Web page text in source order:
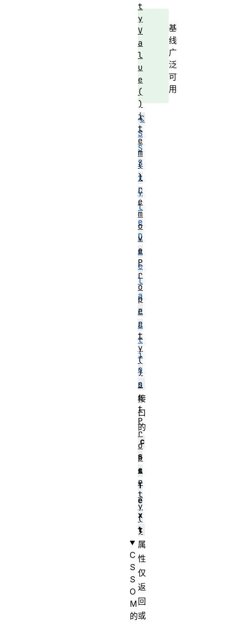
基
线
广
泛
可
用
C
S
S
S
t
y
l
e
D
e
c
l
a
r
a
t
i
o
n
接
口
的
c
s
s
T
e
x
t
属
性
仅
返
回
或
t
y
V
a
l
u
e
(
)
i
t
e
m
(
)
r
e
m
o
v
e
P
r
o
p
e
r
t
y
(
)
s
e
t
P
r
o
p
e
r
t
y
(
)
C
S
S
O
M
的